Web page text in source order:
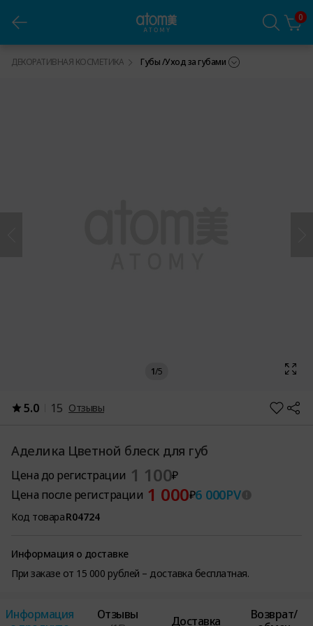
0
ДЕКОРАТИВНАЯ КОСМЕТИКА Губы /Уход за губами
Аделика Цветной блеск для губ
1/5
5.0 15 Отзывы
Аделика Цветной блеск для губ
Цена до регистрации 1 100₽
Цена после регистрации 1 000₽6 000PV
Код товараR04724
Информация о доставке
При заказе от 15 000 рублей – доставка бесплатная.
Информация
Отзывы Доставка
Возврат/